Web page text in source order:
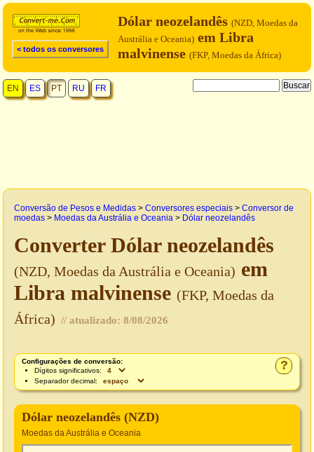
< todos os conversores
Dólar neozelandês (NZD, Moedas da
Austrália e Oceania) em Libra
malvinense (FKP, Moedas da África)
EN ES PT RU FR
Conversão de Pesos e Medidas > Conversores especiais > Conversor de
moedas > Moedas da Austrália e Oceania > Dólar neozelandês
Converter Dólar neozelandês
(NZD, Moedas da Austrália e Oceania) em
Libra malvinense (FKP, Moedas da
África) // atualizado: 8/08/2026
?
Configurações de conversão:
Dígitos significativos:
Separador decimal:
Dólar neozelandês (NZD)
Moedas da Austrália e Oceania